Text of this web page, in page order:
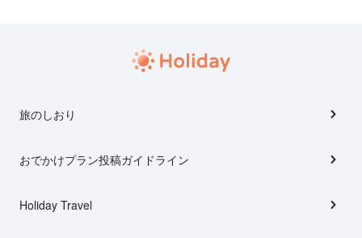
旅のしおり
おでかけプラン投稿ガイドライン
Holiday Travel